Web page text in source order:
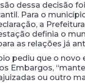
dessa decisão
Para o
a
definia o
as relações já
pediu que o
Embargos,
ou outro